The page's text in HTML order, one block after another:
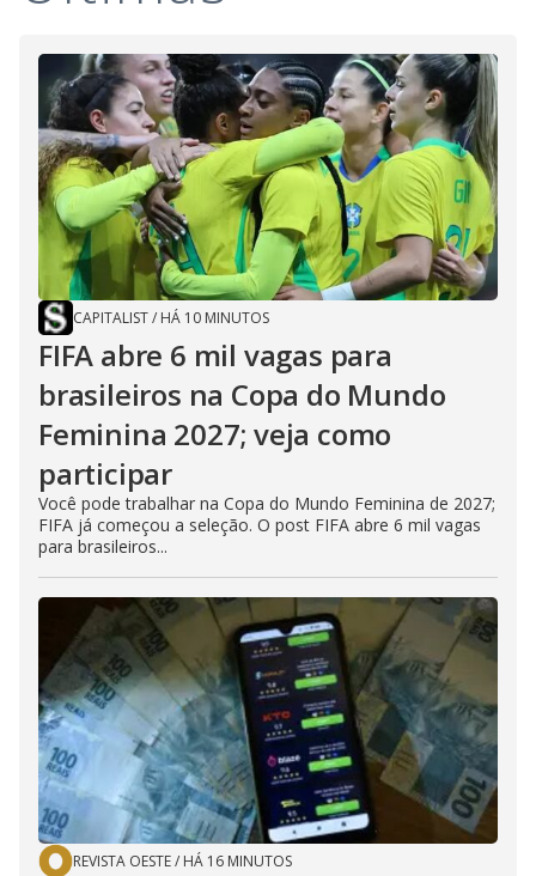
CAPITALIST/ HÁ 10 MINUTOS
FIFA abre 6 mil vagas para
brasileiros na Copa do Mundo
Feminina 2027; veja como
participar
Você pode trabalhar na Copa do Mundo Feminina de 2027;
FIFA já começou a seleção. O post FIFA abre 6 mil vagas
para brasileiros...
REVISTA OESTE/ HÁ 16 MINUTOS